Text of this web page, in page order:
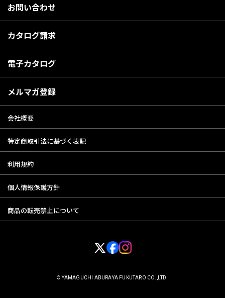
お問い合わせ
カタログ請求
電子カタログ
メルマガ登録
会社概要
特定商取引法に基づく表記
利用規約
個人情報保護方針
商品の転売禁止について
© YAMAGUCHI ABURAYA FUKUTARO CO.,LTD.